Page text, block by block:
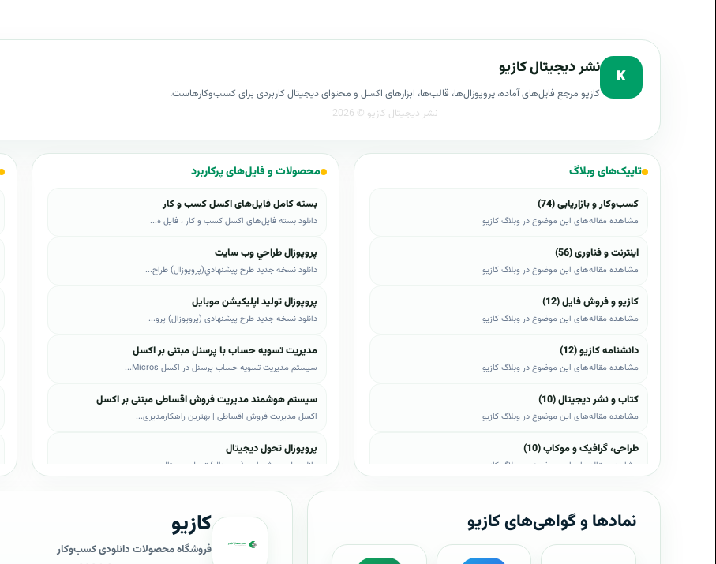
K نشر دیجیتال کازیو
کازیو مرجع فایل‌های آماده، پروپوزال‌ها، قالب‌ها، ابزارهای اکسل و محتوای دیجیتال کاربردی برای کسب‌وکارهاست.
تاپیک‌های وبلاگ
کسب‌وکار و بازاریابی (74)
مشاهده مقاله‌های این موضوع در وبلاگ کازیو
اینترنت و فناوری (56)
مشاهده مقاله‌های این موضوع در وبلاگ کازیو
کازیو و فروش فایل (12)
مشاهده مقاله‌های این موضوع در وبلاگ کازیو
دانشنامه کازیو (12)
مشاهده مقاله‌های این موضوع در وبلاگ کازیو
کتاب و نشر دیجیتال (10)
مشاهده مقاله‌های این موضوع در وبلاگ کازیو
طراحی، گرافیک و موکاپ (10)
مشاهده مقاله‌های این موضوع در وبلاگ کازیو
مشاهده مقاله‌های این موضوع در وبلاگ کازیو
موبایل و اندروید (6)
محصولات و فایل‌های پرکاربرد
بسته کامل فایل‌های اکسل کسب و کار
دانلود بسته فایل‌های اکسل کسب و کار ، فایل ه...
پروپوزال طراحي وب سايت
دانلود نسخه جدید طرح پيشنهادي(پروپوزال) طراح...
پروپوزال تولید اپلیکیشن موبایل
دانلود نسخه جدید طرح پیشنهادی (پروپوزال) پرو...
مدیریت تسویه حساب با پرسنل مبتنی بر اکسل
سیستم مدیریت تسویه حساب پرسنل در اکسل Micros...
سیستم هوشمند مدیریت فروش اقساطی مبتنی بر اکسل
اکسل مدیریت فروش اقساطی | بهترین راهکارمدیری...
پروپوزال تحول دیجیتال
دانلود طرح پیشنهادی (پروپوزال) تحول دیجیتال،...
پروپوزال AI
دانلود طرح پيشنهادي(پروپوزال) هوش مصنوعی (AI...
پروپوزال بیزاجی
نمادها و گواهی‌های کازیو کازیو
فروشگاه محصولات دانلودی کسب‌وکار